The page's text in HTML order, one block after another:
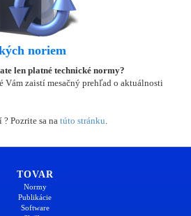
noriem
len platné technické normy?
Vám zaistí mesačný prehľad o aktuálnosti
Pozrite sa na túto stránku
TOVAR
Normy
Publikácie
Software